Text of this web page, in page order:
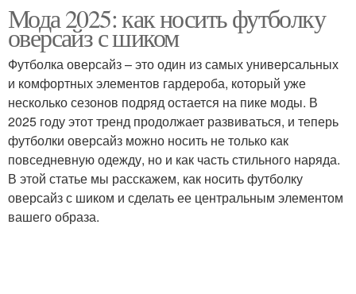
Мода 2025: как носить футболку
оверсайз с шиком
Футболка оверсайз – это один из самых универсальных
и комфортных элементов гардероба, который уже
несколько сезонов подряд остается на пике моды. В
2025 году этот тренд продолжает развиваться, и теперь
футболки оверсайз можно носить не только как
повседневную одежду, но и как часть стильного наряда.
В этой статье мы расскажем, как носить футболку
оверсайз с шиком и сделать ее центральным элементом
вашего образа.